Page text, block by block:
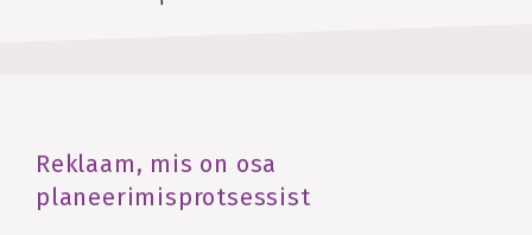
Reklaam, mis on osa
planeerimisprotsessist